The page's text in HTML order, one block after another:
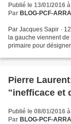
Publié le 13/01/2016
Par BLOG-PCF-
Par Jacques Sapir ·
la gauche viennent
primaire pour
Pierre
"inefficace et
Publié le 08/01/2016
Par BLOG-PCF-